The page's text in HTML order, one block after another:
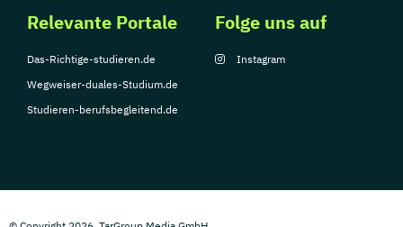
Relevante Portale
Das-Richtige-studieren.de
Wegweiser-duales-Studium.de
Studieren-berufsbegleitend.de
Folge uns auf
Instagram